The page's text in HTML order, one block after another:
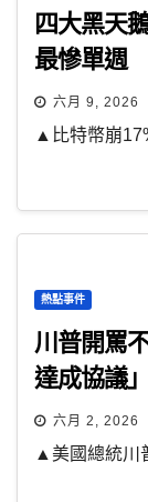
四大黑天
最慘單週
六月 9, 2026
▲比特幣崩
熱點事件
川普開罵
達成協議
六月 2, 2026
▲美國總統川